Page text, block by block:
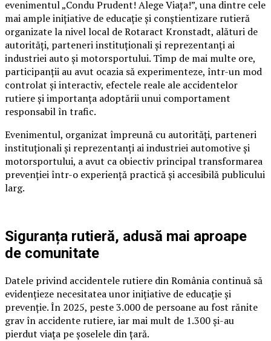
evenimentul „Condu Prudent! Alege Viața!”, una dintre cele
mai ample inițiative de educație și conștientizare rutieră
organizate la nivel local de Rotaract Kronstadt, alături de
autorități, parteneri instituționali și reprezentanți ai
industriei auto și motorsportului. Timp de mai multe ore,
participanții au avut ocazia să experimenteze, într-un mod
controlat și interactiv, efectele reale ale accidentelor
rutiere și importanța adoptării unui comportament
responsabil în trafic.
Evenimentul, organizat împreună cu autorități, parteneri
instituționali și reprezentanți ai industriei automotive și
motorsportului, a avut ca obiectiv principal transformarea
prevenției într-o experiență practică și accesibilă publicului
larg.
Siguranța rutieră, adusă mai aproape
de comunitate
Datele privind accidentele rutiere din România continuă să
evidențieze necesitatea unor inițiative de educație și
prevenție. În 2025, peste 3.000 de persoane au fost rănite
grav în accidente rutiere, iar mai mult de 1.300 și-au
pierdut viața pe șoselele din țară.